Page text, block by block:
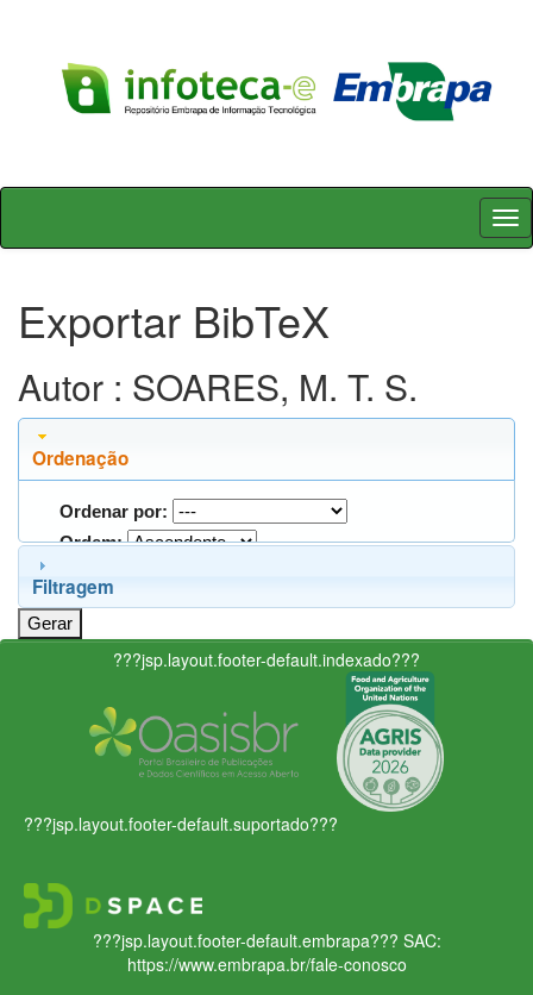
Skip
Exportar BibTeX
Autor : SOARES, M. T. S.
Ordenação
Ordenar por:
Ordem:
Filtragem
???jsp.layout.footer-default.indexado???
???jsp.layout.footer-default.suportado???
???jsp.layout.footer-default.embrapa??? SAC:
https://www.embrapa.br/fale-conosco